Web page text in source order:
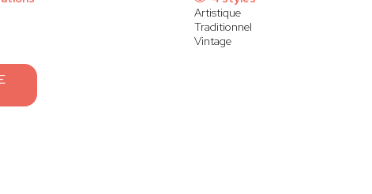
Artistique
Traditionnel
Vintage